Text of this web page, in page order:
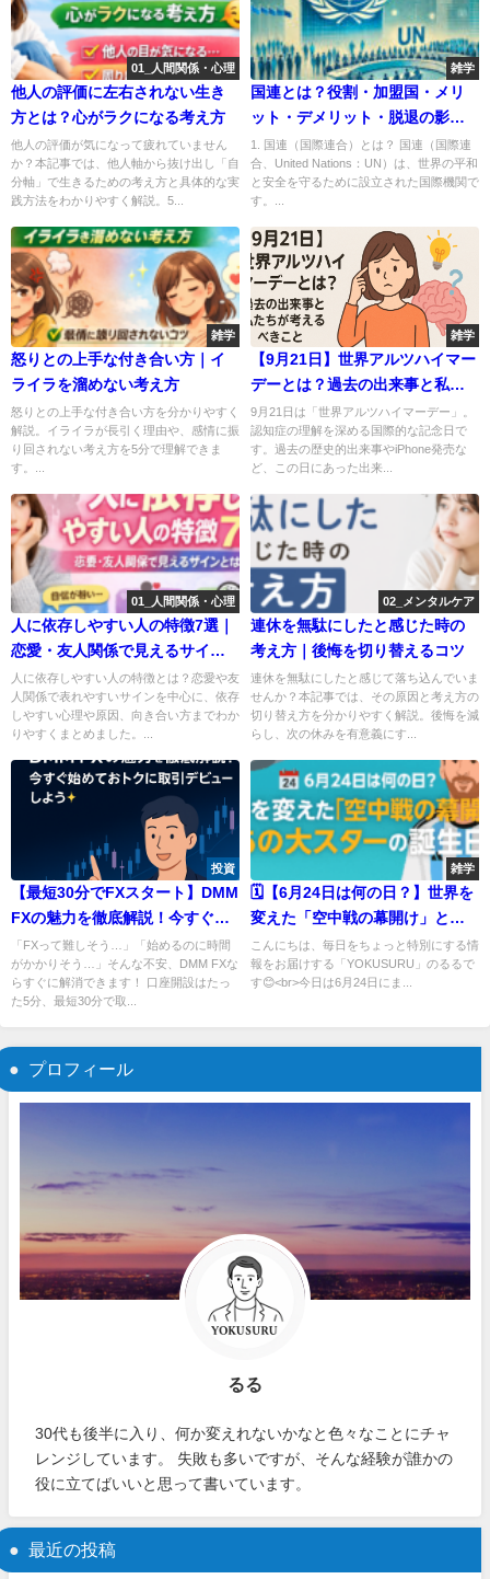
01_人間関係・心理
他人の評価に左右されない生き
方とは？心がラクになる考え方
他人の評価が気になって疲れていません
か？本記事では、他人軸から抜け出し「自
分軸」で生きるための考え方と具体的な実
践方法をわかりやすく解説。5...
雑学
国連とは？役割・加盟国・メリ
ット・デメリット・脱退の影響
を徹底解説！
1. 国連（国際連合）とは？ 国連（国際連
合、United Nations：UN）は、世界の平和
と安全を守るために設立された国際機関で
す。...
雑学
怒りとの上手な付き合い方｜イ
ライラを溜めない考え方
怒りとの上手な付き合い方を分かりやすく
解説。イライラが長引く理由や、感情に振
り回されない考え方を5分で理解できま
す。...
雑学
【9月21日】世界アルツハイマー
デーとは？過去の出来事と私た
ちが考えるべきこと🧠💡
9月21日は「世界アルツハイマーデー」。
認知症の理解を深める国際的な記念日で
す。過去の歴史的出来事やiPhone発売な
ど、この日にあった出来...
01_人間関係・心理
人に依存しやすい人の特徴7選｜
恋愛・友人関係で見えるサイン
とは
人に依存しやすい人の特徴とは？恋愛や友
人関係で表れやすいサインを中心に、依存
しやすい心理や原因、向き合い方までわか
りやすくまとめました。...
02_メンタルケア
連休を無駄にしたと感じた時の
考え方｜後悔を切り替えるコツ
連休を無駄にしたと感じて落ち込んでいま
せんか？本記事では、その原因と考え方の
切り替え方を分かりやすく解説。後悔を減
らし、次の休みを有意義にす...
投資
【最短30分でFXスタート】DMM
FXの魅力を徹底解説！今すぐ始
めておトクに取引デビューしよ
う✨
「FXって難しそう…」「始めるのに時間
がかかりそう…」そんな不安、DMM FXな
らすぐに解消できます！ 口座開設はたっ
た5分、最短30分で取...
雑学
🗓️【6月24日は何の日？】世界を
変えた「空中戦の幕開け」とあ
の大スターの誕生日✨
こんにちは、毎日をちょっと特別にする情
報をお届けする「YOKUSURU」のるるで
す😊<br>今日は6月24日にま...
プロフィール
るる
30代も後半に入り、何か変えれないかなと色々なことにチャ
レンジしています。 失敗も多いですが、そんな経験が誰かの
役に立てばいいと思って書いています。
最近の投稿